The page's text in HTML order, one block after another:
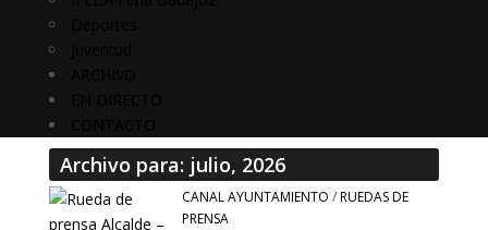
Archivo para: julio, 2026
CANAL AYUNTAMIENTO /RUEDAS DE
PRENSA